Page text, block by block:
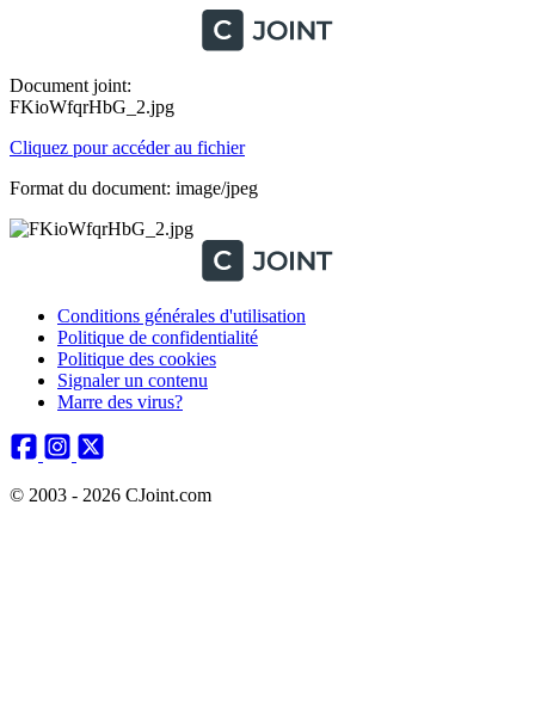
Document joint:
FKioWfqrHbG_2.jpg
Cliquez pour accéder au fichier
Format du document: image/jpeg
Conditions générales d'utilisation
Politique de confidentialité
Politique des cookies
Signaler un contenu
Marre des virus?
© 2003 - 2026 CJoint.com